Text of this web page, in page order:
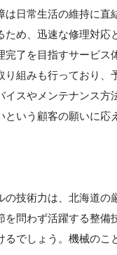
は日常生活の維持に直
め、迅速な修理対応
完了を目指すサービス
り組みも行っており、
イスやメンテナンス方
いう顧客の願いに応え
の技術力は、北海道の
を問わず活躍する整備
でしょう。機械のこ